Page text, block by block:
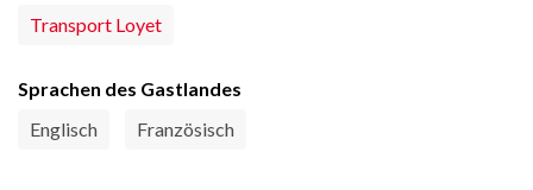
Transport Loyet
Sprachen des Gastlandes
Englisch
Französisch